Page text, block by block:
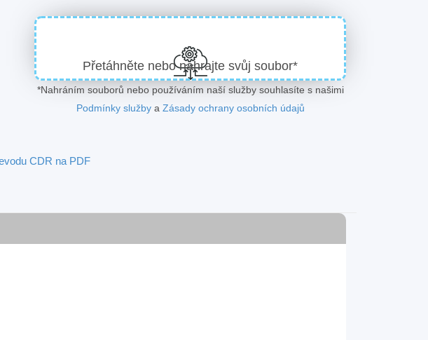
Přetáhněte nebo nahrajte svůj soubor*
*Nahráním souborů nebo používáním naší služby souhlasíte s našimi
Podmínky službya Zásady ochrany osobních údajů
CDR na PDF